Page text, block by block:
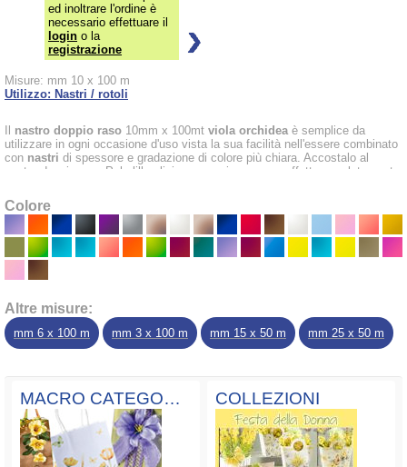
ed inoltrare l'ordine è
necessario effettuare il
login o la
registrazione
Misure: mm 10 x 100 m
Utilizzo: Nastri / rotoli
Il nastro doppio raso 10mm x 100mt viola orchidea è semplice da
utilizzare in ogni occasione d'uso vista la sua facilità nell'essere combinato
con nastri di spessore e gradazione di colore più chiara. Accostalo al
nastro doppio raso Poly lilla glicine se vuoi creare un effetto assolutamente
della mamma sfolgoranti.
Colore
Altre misure:
mm 6 x 100 m mm 3 x 100 m mm 15 x 50 m mm 25 x 50 m
MACRO CATEGORIE COLLEZIONI